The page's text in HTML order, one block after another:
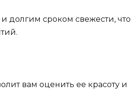
долгим сроком свежести, что
вам оценить ее красоту и